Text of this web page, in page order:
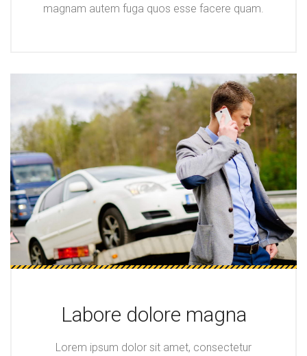
magnam autem fuga quos esse facere quam.
Labore dolore magna
Lorem ipsum dolor sit amet, consectetur